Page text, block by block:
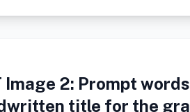
Image 2: Prompt
title for the